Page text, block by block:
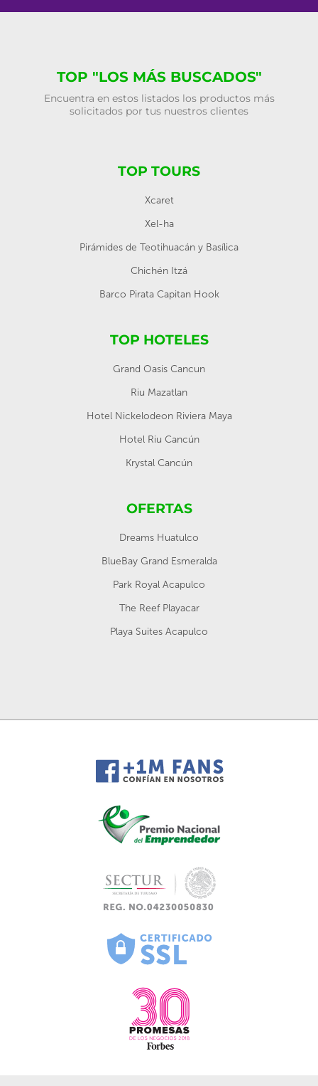
TOP "LOS MÁS BUSCADOS"
Encuentra en estos listados los productos más
solicitados por tus nuestros clientes
TOP TOURS
Xcaret
Xel-ha
Pirámides de Teotihuacán y Basílica
Chichén Itzá
Barco Pirata Capitan Hook
TOP HOTELES
Grand Oasis Cancun
Riu Mazatlan
Hotel Nickelodeon Riviera Maya
Hotel Riu Cancún
Krystal Cancún
OFERTAS
Dreams Huatulco
BlueBay Grand Esmeralda
Park Royal Acapulco
The Reef Playacar
Playa Suites Acapulco